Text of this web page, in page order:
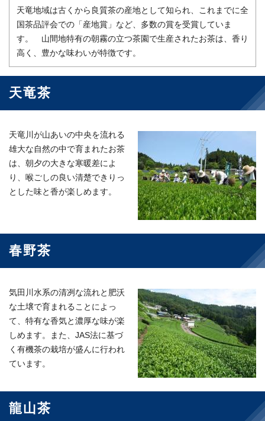
天竜地域は古くから良質茶の産地として知られ、これまでに全
国茶品評会での「産地賞」など、多数の賞を受賞していま
す。 山間地特有の朝霧の立つ茶園で生産されたお茶は、香り
高く、豊かな味わいが特徴です。
天竜茶
天竜川が山あいの中央を流れる
雄大な自然の中で育まれたお茶
は、朝夕の大きな寒暖差によ
り、喉ごしの良い清楚できりっ
とした味と香が楽しめます。
春野茶
気田川水系の清冽な流れと肥沃
な土壌で育まれることによっ
て、特有な香気と濃厚な味が楽
しめます。また、JAS法に基づ
く有機茶の栽培が盛んに行われ
ています。
龍山茶